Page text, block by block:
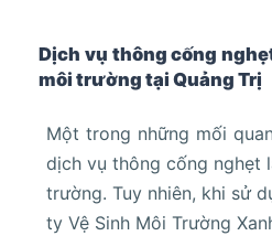
Dịch vụ thông cống
môi trường tại Quảng Trị
Một trong những mối
dịch vụ thông cống nghẹt
trường. Tuy nhiên, khi sử
ty Vệ Sinh Môi Trường